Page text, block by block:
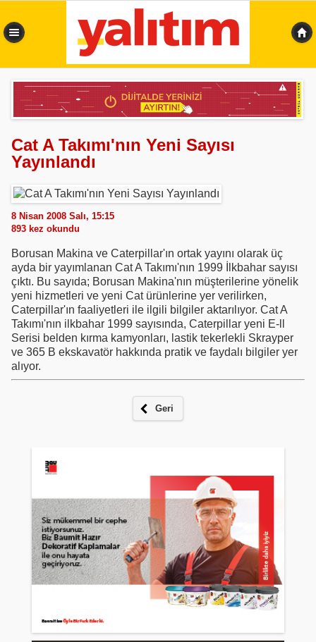
Cat A Takımı'nın Yeni Sayısı
Yayınlandı
8 Nisan 2008 Salı, 15:15
893 kez okundu
Borusan Makina ve Caterpillar'ın ortak yayını olarak üç
ayda bir yayımlanan Cat A Takımı'nın 1999 İlkbahar sayısı
çıktı. Bu sayıda; Borusan Makina'nın müşterilerine yönelik
yeni hizmetleri ve yeni Cat ürünlerine yer verilirken,
Caterpillar'ın faaliyetleri ile ilgili bilgiler aktarılıyor. Cat A
Takımı'nın ilkbahar 1999 sayısında, Caterpillar yeni E-ll
Serisi belden kırma kamyonları, lastik tekerlekli Skrayper
ve 365 B ekskavatör hakkında pratik ve faydalı bilgiler yer
alıyor.
Geri
0,359 sn